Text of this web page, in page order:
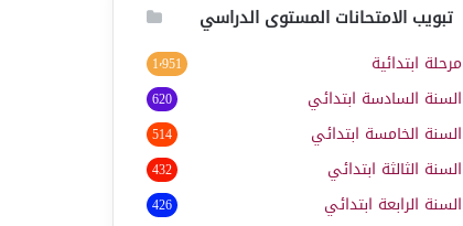
تبويب الامتحانات المستوى الدراسي
مرحلة ابتدائية 1٬951
السنة السادسة ابتدائي 620
السنة الخامسة ابتدائي 514
السنة الثالثة ابتدائي 432
السنة الرابعة ابتدائي 426